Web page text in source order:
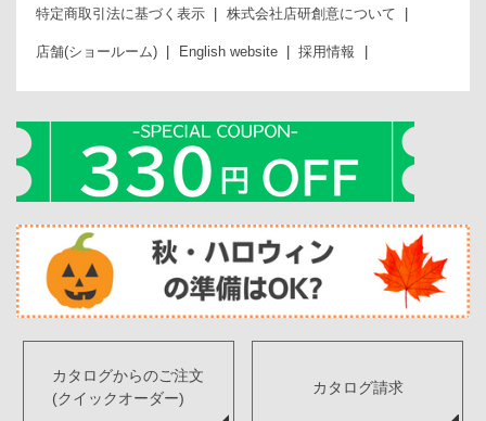
特定商取引法に基づく表示 株式会社店研創意について
店舗(ショールーム) English website 採用情報
カタログからのご注文
(クイックオーダー)
カタログ請求